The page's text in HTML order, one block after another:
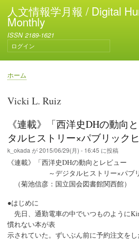
メ
イ
コ
テ
人文情報学月報 / Digital
Monthly
ISSN 2189-1621
ユ
ー
ザ
ー
カ
ン
ト
メ
ニ
ュ
ー
ログイン
パ
く
ホーム
Vicki L. Ruiz
《連載》「西洋史DHの動向
タルヒストリー×パブリック
k_okada が2015/06/29(月) - 16:45 に投稿
《連載》「西洋史DHの動向とレビュー
～デジタルヒストリー×パブリッ
（菊池信彦：国立国会図書館関西館）
●はじめに
先日、通勤電車の中でいつものように
慣れない本が表
示されていた。ずいぶん前に予約注文を